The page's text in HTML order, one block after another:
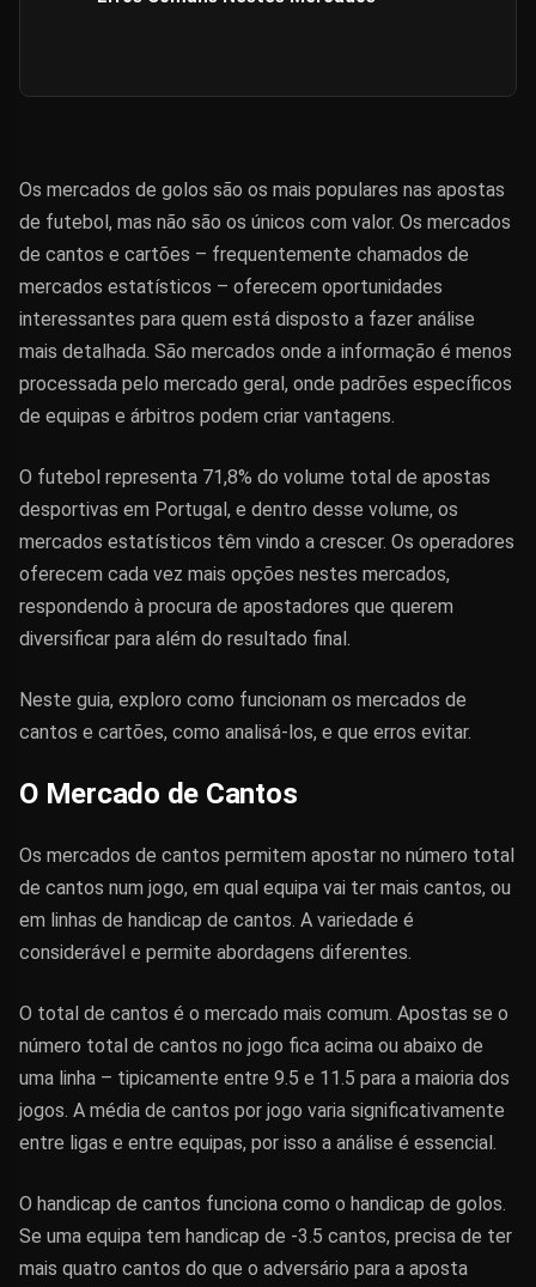
Os mercados de golos são os mais populares nas apostas
de futebol, mas não são os únicos com valor. Os mercados
de cantos e cartões – frequentemente chamados de
mercados estatísticos – oferecem oportunidades
interessantes para quem está disposto a fazer análise
mais detalhada. São mercados onde a informação é menos
processada pelo mercado geral, onde padrões específicos
de equipas e árbitros podem criar vantagens.
O futebol representa 71,8% do volume total de apostas
desportivas em Portugal, e dentro desse volume, os
mercados estatísticos têm vindo a crescer. Os operadores
oferecem cada vez mais opções nestes mercados,
respondendo à procura de apostadores que querem
diversificar para além do resultado final.
Neste guia, exploro como funcionam os mercados de
cantos e cartões, como analisá-los, e que erros evitar.
O Mercado de Cantos
Os mercados de cantos permitem apostar no número total
de cantos num jogo, em qual equipa vai ter mais cantos, ou
em linhas de handicap de cantos. A variedade é
considerável e permite abordagens diferentes.
O total de cantos é o mercado mais comum. Apostas se o
número total de cantos no jogo fica acima ou abaixo de
uma linha – tipicamente entre 9.5 e 11.5 para a maioria dos
jogos. A média de cantos por jogo varia significativamente
entre ligas e entre equipas, por isso a análise é essencial.
O handicap de cantos funciona como o handicap de golos.
Se uma equipa tem handicap de -3.5 cantos, precisa de ter
mais quatro cantos do que o adversário para a aposta